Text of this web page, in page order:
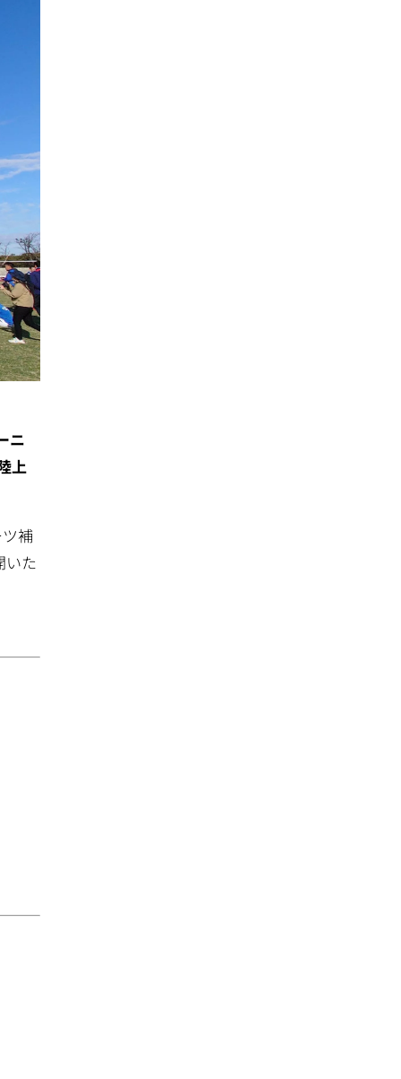
ニ
上
補
いた